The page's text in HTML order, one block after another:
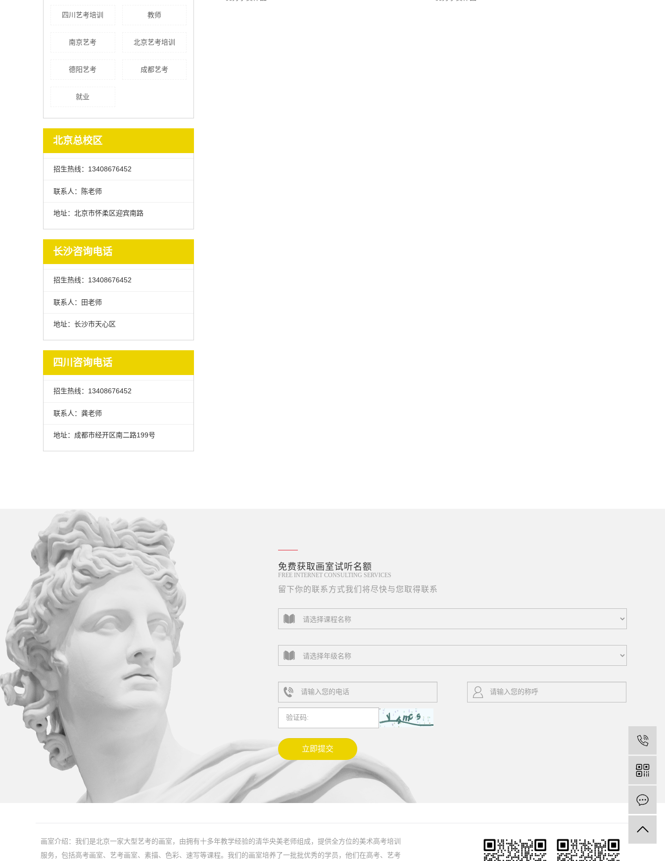
四川艺考培训 教师
南京艺考 北京艺考培训
德阳艺考 成都艺考
就业
北京总校区
招生热线：13408676452
联系人：陈老师
地址：北京市怀柔区迎宾南路
长沙咨询电话
招生热线：13408676452
联系人：田老师
地址：长沙市天心区
四川咨询电话
招生热线：13408676452
联系人：龚老师
地址：成都市经开区南二路199号
免费获取画室试听名额
FREE INTERNET CONSULTING SERVICES
留下你的联系方式我们将尽快与您取得联系
画室介绍：我们是北京一家大型艺考的画室，由拥有十多年教学经验的清华央美老师组成，提供全方位的美术高考培训
服务，包括高考画室、艺考画室、素描、色彩、速写等课程。我们的画室培养了一批批优秀的学员，他们在高考、艺考